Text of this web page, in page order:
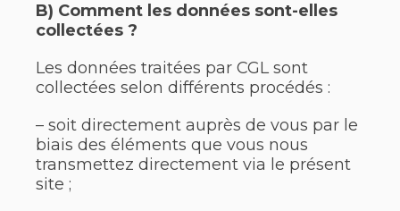
B) Comment les données sont-elles
collectées ?
Les données traitées par CGL sont
collectées selon différents procédés :
– soit directement auprès de vous par le
biais des éléments que vous nous
transmettez directement via le présent
site ;